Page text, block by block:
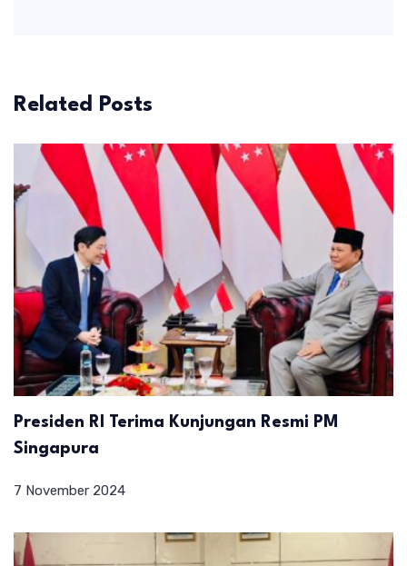
Related Posts
Presiden RI Terima Kunjungan Resmi PM
Singapura
7 November 2024